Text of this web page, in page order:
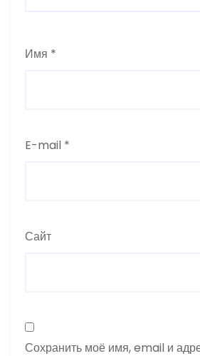
Имя *
E-mail *
Сайт
Сохранить моё имя, email и